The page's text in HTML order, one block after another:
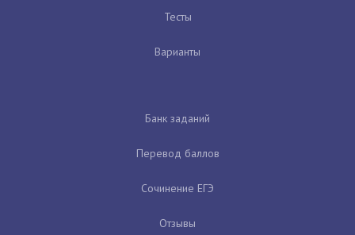
Тесты
Варианты
Банк заданий
Перевод баллов
Сочинение ЕГЭ
Отзывы